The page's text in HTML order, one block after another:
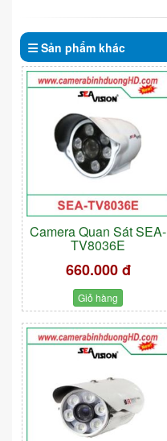
Sản phẩm khác
Camera Quan Sát SEA-
TV8036E
660.000 đ
Giỏ hàng